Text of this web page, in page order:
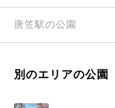
唐笠駅の公園
別のエリアの公園